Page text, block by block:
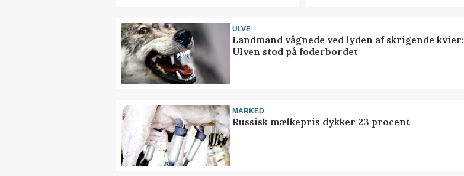
ULVE
Landmand vågnede ved lyden af skrigende kvier:
Ulven stod på foderbordet
MARKED
Russisk mælkepris dykker 23 procent